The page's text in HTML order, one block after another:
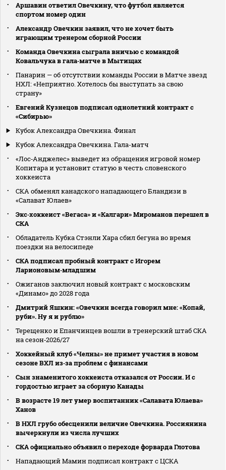
Аршавин ответил Овечкину, что футбол является
спортом номер один
Александр Овечкин заявил, что не хочет быть
играющим тренером сборной России
Команда Овечкина сыграла вничью с командой
Ковальчука в гала‑матче в Мытищах
Панарин — об отсутствии команды России в Матче звезд
НХЛ: «Неприятно. Хотелось бы выступать за свою
страну»
Евгений Кузнецов подписал однолетний контракт с
«Сибирью»
Кубок Александра Овечкина. Финал
Кубок Александра Овечкина. Гала-матч
«Лос‑Анджелес» выведет из обращения игровой номер
Копитара и установит статую в честь словенского
хоккеиста
СКА обменял канадского нападающего Бландизи в
«Салават Юлаев»
Экс‑хоккеист «Вегаса» и «Калгари» Мироманов перешел в
СКА
Обладатель Кубка Стэнли Хара сбил бегуна во время
поездки на велосипеде
СКА подписал пробный контракт с Игорем
Ларионовым‑младшим
Ожиганов заключил новый контракт с московским
«Динамо» до 2028 года
Дмитрий Яшкин: «Овечкин всегда говорил мне: «Копай,
руби». Ну я и рублю»
Терещенко и Епанчинцев вошли в тренерский штаб СКА
на сезон‑2026/27
Хоккейный клуб «Челны» не примет участия в новом
сезоне ВХЛ из‑за проблем с финансами
Сын знаменитого хоккеиста отказался от России. И с
гордостью играет за сборную Канады
В возрасте 19 лет умер воспитанник «Салавата Юлаева»
Ханов
В НХЛ грубо обесценили величие Овечкина. Россиянина
вычеркнули из числа лучших
СКА официально объявил о переходе форварда Глотова
Нападающий Мамин подписал контракт с ЦСКА